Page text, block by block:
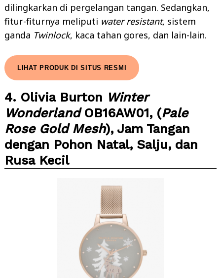
dilingkarkan di pergelangan tangan. Sedangkan,
fitur-fiturnya meliputi water resistant, sistem
ganda Twinlock, kaca tahan gores, dan lain-lain.
LIHAT PRODUK DI SITUS RESMI
4. Olivia Burton Winter
WonderlandOB16AW01, (Pale
Rose Gold Mesh), Jam Tangan
dengan Pohon Natal, Salju, dan
Rusa Kecil